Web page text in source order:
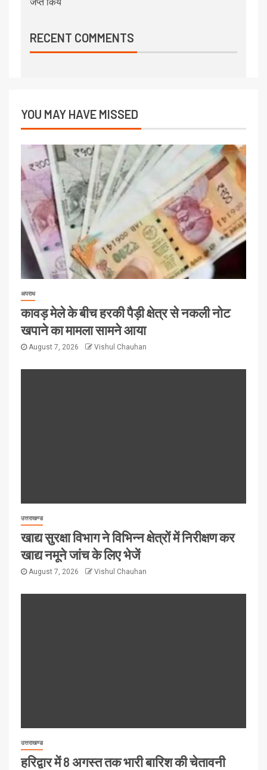
RECENT COMMENTS
YOU MAY HAVE MISSED
अपराध
कावड़ मेले के बीच हरकी पैड़ी क्षेत्र से नकली नोट
खपाने का मामला सामने आया
August 7, 2026 Vishul Chauhan
उत्तराखण्ड
खाद्य सुरक्षा विभाग ने विभिन्न क्षेत्रों में निरीक्षण कर
खाद्य नमूने जांच के लिए भेजें
August 7, 2026 Vishul Chauhan
उत्तराखण्ड
हरिद्वार में 8 अगस्त तक भारी बारिश की चेतावनी